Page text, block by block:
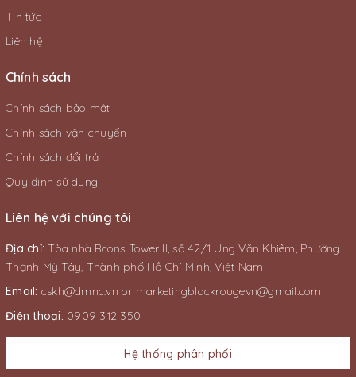
Tin tức
Liên hệ
Chính sách
Chính sách bảo mật
Chính sách vận chuyển
Chính sách đổi trả
Quy định sử dụng
Liên hệ với chúng tôi
Địa chỉ: Tòa nhà Bcons Tower II, số 42/1 Ung Văn Khiêm, Phường
Thạnh Mỹ Tây, Thành phố Hồ Chí Minh, Việt Nam
Email: cskh@dmnc.vn or marketingblackrougevn@gmail.com
Điện thoại: 0909 312 350
Hệ thống phân phối